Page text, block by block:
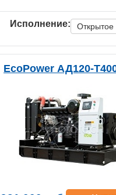
Исполнение: Открытое
EcoPower АД120-